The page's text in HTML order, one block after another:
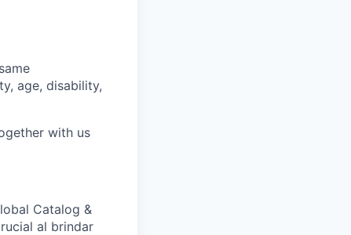
age, disability,
with us
Catalog &
al brindar